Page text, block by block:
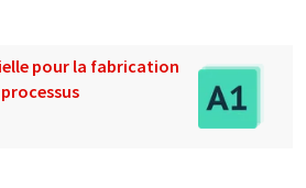
pour la fabrication